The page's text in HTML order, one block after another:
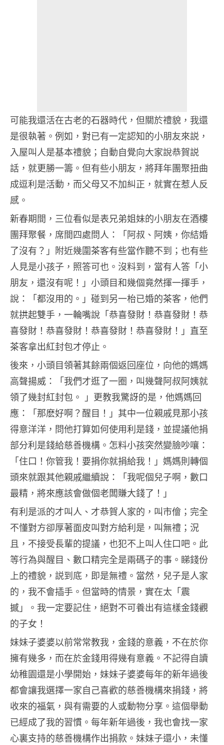
可能我還活在古老的石器時代，但關於禮貌，我還
是很執著。例如，對已有一定認知的小朋友來説，
入屋叫人是基本禮貌；自動自覺向大家說恭賀説
話，就更勝一籌。但有些小朋友，將拜年團聚扭曲
成逗利是活動，而父母又不加糾正，就實在惹人反
感。
新春期間，三位看似是表兄弟姐妹的小朋友在酒樓
團拜聚餐，席間四處問人：「阿叔、阿姨，你結婚
了沒有？」附近幾圍茶客有些當作聽不到；也有些
人見是小孩子，照答可也。沒料到，當有人答「小
朋友，還沒有呢！」小頭目和幾個竟然揮一揮手，
說：「都沒用的。」碰到另一枱已婚的茶客，他們
就拱起雙手，一輪嘴說「恭喜發財！恭喜發財！恭
喜發財！恭喜發財！恭喜發財！恭喜發財！」直至
茶客拿出紅封包才停止。
後來，小頭目領著其餘兩個返回座位，向他的媽媽
高聲揚威：「我們才逛了一圈，叫幾聲阿叔阿姨就
領了幾封紅封包。 」更教我驚訝的是，他媽媽回
應：「那麽好啊？醒目！」其中一位親戚見那小孩
得意洋洋，問他打算如何使用利是錢，並提議他捐
部分利是錢給慈善機構。怎料小孩突然變臉吵嚷：
「住口！你管我！要捐你就捐給我！」媽媽則轉個
頭來就跟其他親戚繼續說：「我呢個兒子啊，數口
最精，將來應該會做個老闆賺大錢了！」
有利是派的才叫人、才恭賀人家的，叫市儈；完全
不懂對方卻厚著面皮叫對方給利是，叫無禮；況
且，不接受長輩的提議，也犯不上叫人住口吧。此
等行為與醒目、數口精完全是兩碼子的事。睇錢份
上的禮貌，説到底，即是無禮。當然，兒子是人家
的，我不會插手。但當時的情景，實在太「震
撼」。我一定要記住，絕對不可養出有這樣金錢觀
的子女！
妹妹子婆婆以前常常教我，金錢的意義，不在於你
擁有幾多，而在於金錢用得幾有意義。不記得自讀
幼稚園還是小學開始，妹妹子婆婆每年的新年過後
都會讓我選擇一家自己喜歡的慈善機構來捐錢，將
收來的福氣，與有需要的人或動物分享。這個舉動
已經成了我的習慣。每年新年過後，我也會找一家
心裏支持的慈善機構作出捐款。妹妹子還小，未懂